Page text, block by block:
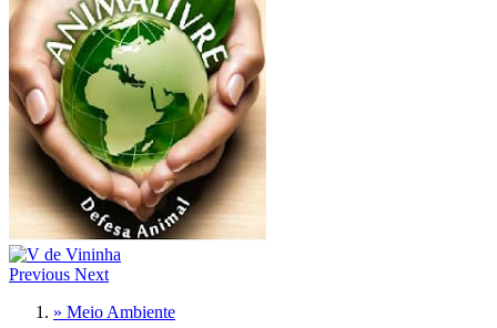
Previous Next
» Meio Ambiente